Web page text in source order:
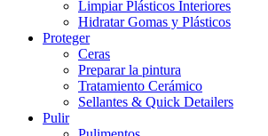
Limpiar Plásticos Interiores
Hidratar Gomas y Plásticos
Proteger
Ceras
Preparar la pintura
Tratamiento Cerámico
Sellantes & Quick Detailers
Pulir